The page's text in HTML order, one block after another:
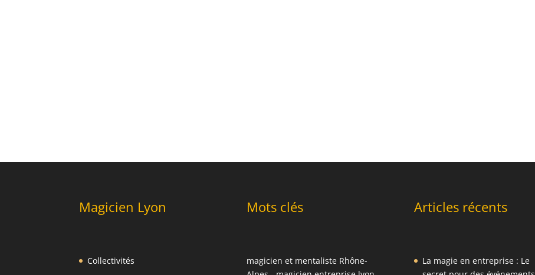
Magicien Lyon
Collectivités
Mots clés
magicien et mentaliste Rhône-
Articles récents
La magie en entreprise : Le